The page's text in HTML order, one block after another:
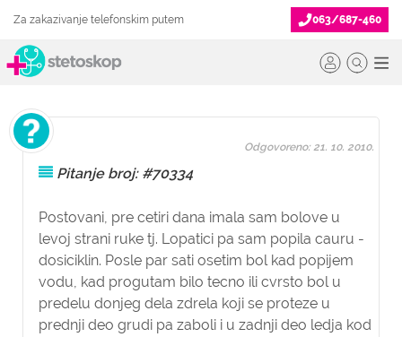
Za zakazivanje telefonskim putem 063/687-460
Pitanje broj: #70334
Postovani, pre cetiri dana imala sam bolove u
levoj strani ruke tj. Lopatici pa sam popila cauru -
dosiciklin. Posle par sati osetim bol kad popijem
vodu, kad progutam bilo tecno ili cvrsto bol u
predelu donjeg dela zdrela koji se proteze u
prednji deo grudi pa zaboli i u zadnji deo ledja kod
Odgovoreno: 21. 10. 2010.